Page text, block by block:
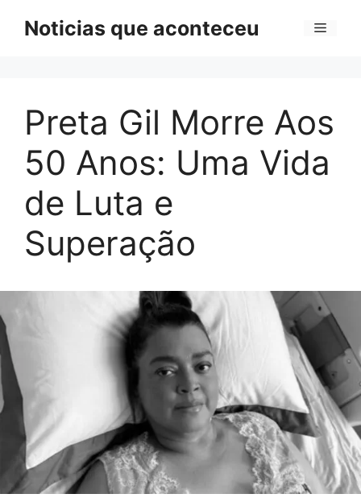
Noticias que aconteceu Menu
Preta Gil Morre Aos
50 Anos: Uma Vida
de Luta e
Superação